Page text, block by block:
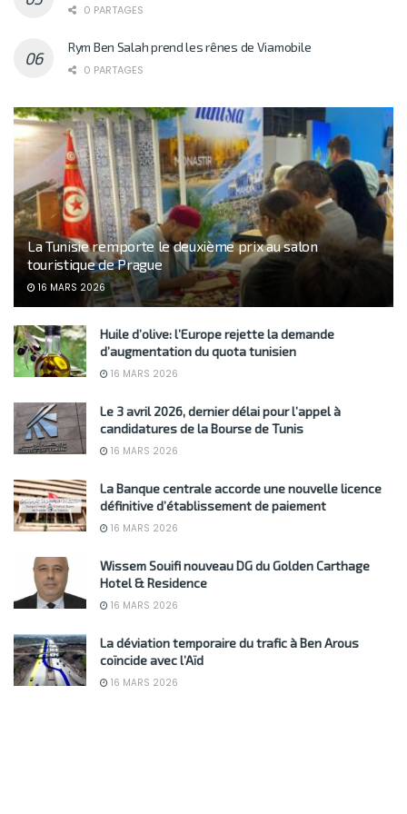
0 PARTAGES
Rym Ben Salah prend les rênes de Viamobile
0 PARTAGES
La Tunisie remporte le deuxième prix au salon
touristique de Prague
16 MARS 2026
Huile d’olive: l’Europe rejette la demande
d’augmentation du quota tunisien
16 MARS 2026
Le 3 avril 2026, dernier délai pour l’appel à
candidatures de la Bourse de Tunis
16 MARS 2026
La Banque centrale accorde une nouvelle licence
définitive d’établissement de paiement
16 MARS 2026
Wissem Souifi nouveau DG du Golden Carthage
Hotel & Residence
16 MARS 2026
La déviation temporaire du trafic à Ben Arous
coïncide avec l’Aïd
16 MARS 2026